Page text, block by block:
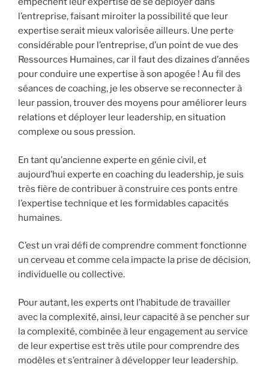
l’entreprise, faisant miroiter la possibilité que leur
expertise serait mieux valorisée ailleurs. Une perte
considérable pour l’entreprise, d’un point de vue des
Ressources Humaines, car il faut des dizaines d’années
pour conduire une expertise à son apogée ! Au fil des
séances de coaching, je les observe se reconnecter à
leur passion, trouver des moyens pour améliorer leurs
relations et déployer leur leadership, en situation
complexe ou sous pression.
En tant qu’ancienne experte en génie civil, et
aujourd’hui experte en coaching du leadership, je suis
très fière de contribuer à construire ces ponts entre
l’expertise technique et les formidables capacités
humaines.
C’est un vrai défi de comprendre comment fonctionne
un cerveau et comme cela impacte la prise de décision,
individuelle ou collective.
Pour autant, les experts ont l’habitude de travailler
avec la complexité, ainsi, leur capacité à se pencher sur
la complexité, combinée à leur engagement au service
de leur expertise est très utile pour comprendre des
modèles et s’entrainer à développer leur leadership.